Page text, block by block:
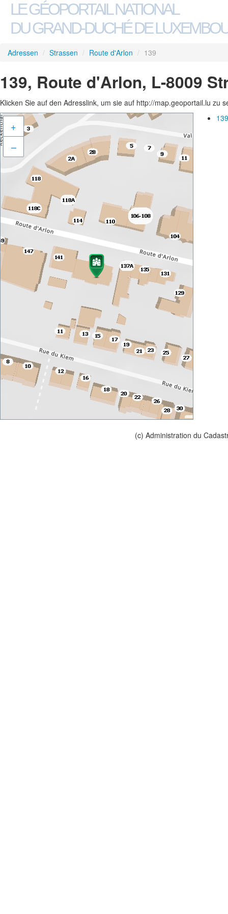
LE GÉOPORTAIL NATIONAL
DU GRAND-DUCHÉ DE
Adressen / Strassen / Route d'Arlon / 139
139, Route d'Arlon, L-8009
Klicken Sie auf den Adresslink, um sie auf http://map.geoportail.lu zu
+
–
(c) Administration du